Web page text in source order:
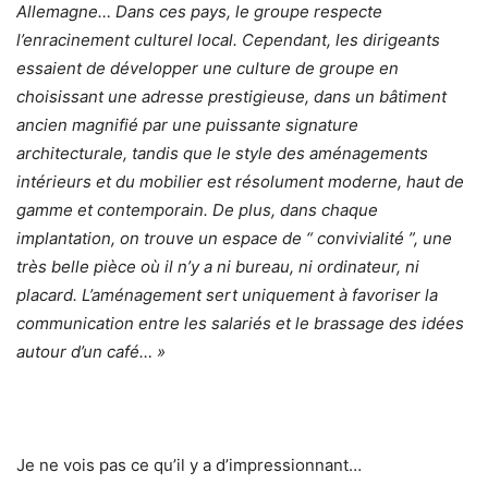
Allemagne… Dans ces pays, le groupe respecte
l’enracinement culturel local. Cependant, les dirigeants
essaient de développer une culture de groupe en
choisissant une adresse prestigieuse, dans un bâtiment
ancien magnifié par une puissante signature
architecturale, tandis que le style des aménagements
intérieurs et du mobilier est résolument moderne, haut de
gamme et contemporain. De plus, dans chaque
implantation, on trouve un espace de “ convivialité ”, une
très belle pièce où il n’y a ni bureau, ni ordinateur, ni
placard. L’aménagement sert uniquement à favoriser la
communication entre les salariés et le brassage des idées
autour d’un café… »
Je ne vois pas ce qu’il y a d’impressionnant…